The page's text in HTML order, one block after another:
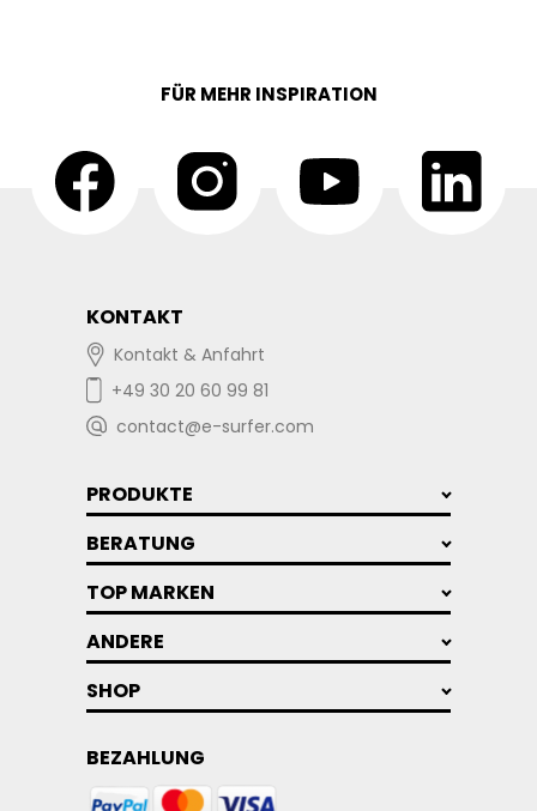
FÜR MEHR INSPIRATION
KONTAKT
Kontakt & Anfahrt
+49 30 20 60 99 81
contact@e-surfer.com
PRODUKTE
BERATUNG
TOP MARKEN
ANDERE
SHOP
BEZAHLUNG